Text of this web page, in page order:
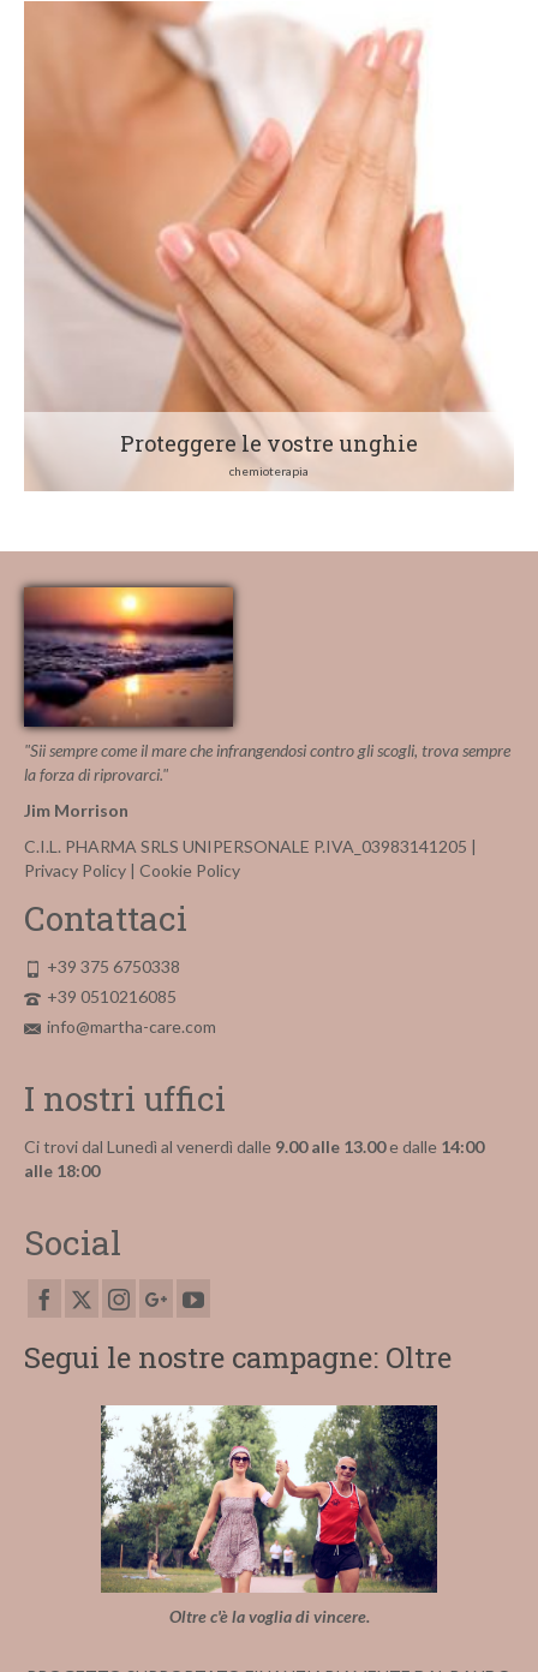
Proteggere le vostre unghie
chemioterapia
"Sii sempre come il mare che infrangendosi contro gli scogli, trova sempre
la forza di riprovarci."
Jim Morrison
C.I.L. PHARMA SRLS UNIPERSONALE P.IVA_03983141205 |
Privacy Policy | Cookie Policy
Contattaci
+39 375 6750338
+39 0510216085
info@martha-care.com
I nostri uffici
Ci trovi dal Lunedì al venerdì dalle 9.00 alle 13.00e dalle 14:00
alle 18:00
Social
Segui le nostre campagne: Oltre
Oltre c'è la voglia di vincere.